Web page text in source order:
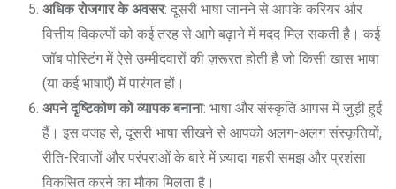
अधिक रोजगार के अवसर: दूसरी भाषा जानने से आपके करियर और
वित्तीय विकल्पों को कई तरह से आगे बढ़ाने में मदद मिल सकती है। कई
जॉब पोस्टिंग में ऐसे उम्मीदवारों की ज़रूरत होती है जो किसी खास भाषा
(या कई भाषाएँ) में पारंगत हों।
अपने दृष्टिकोण को व्यापक बनाना: भाषा और संस्कृति आपस में जुड़ी हुई
हैं। इस वजह से, दूसरी भाषा सीखने से आपको अलग-अलग संस्कृतियों,
रीति-रिवाजों और परंपराओं के बारे में ज़्यादा गहरी समझ और प्रशंसा
विकसित करने का मौका मिलता है।